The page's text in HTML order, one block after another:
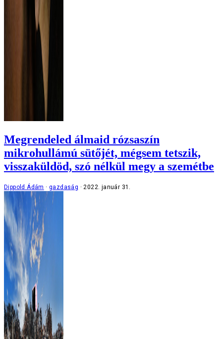
Megrendeled álmaid rózsaszín
mikrohullámú sütőjét, mégsem tetszik,
visszaküldöd, szó nélkül megy a szemétbe
Dippold Ádám gazdaság 2022. január 31.